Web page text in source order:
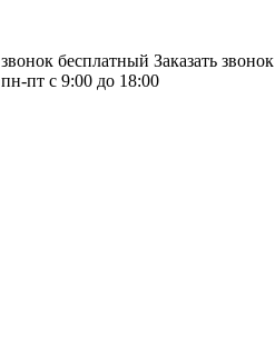
звонок бесплатный Заказать звонок
пн-пт с 9:00 до 18:00